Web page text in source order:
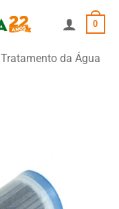
0
Tratamento da Água